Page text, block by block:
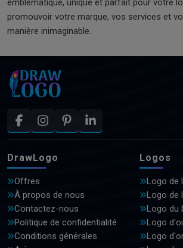
promouvoir votre marque, vos services et
manière inimaginable.
DrawLogo
Offres
À propos de nous
Contactez-nous
Politique de confidentialité
Conditions générales
Logos
Logo de
Logo de
Logo du
Logo
Logo